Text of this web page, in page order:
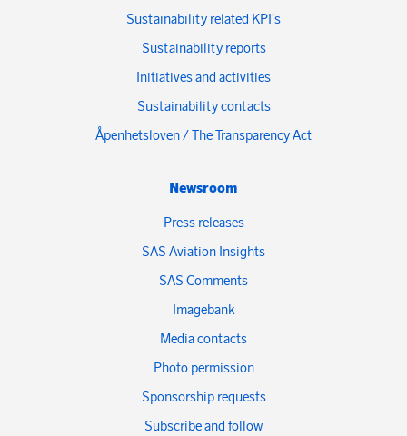
Sustainability related KPI's
Sustainability reports
Initiatives and activities
Sustainability contacts
Åpenhetsloven / The Transparency Act
Newsroom
Press releases
SAS Aviation Insights
SAS Comments
Imagebank
Media contacts
Photo permission
Sponsorship requests
Subscribe and follow